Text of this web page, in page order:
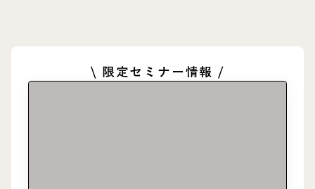
\ 限定セミナー情報 /